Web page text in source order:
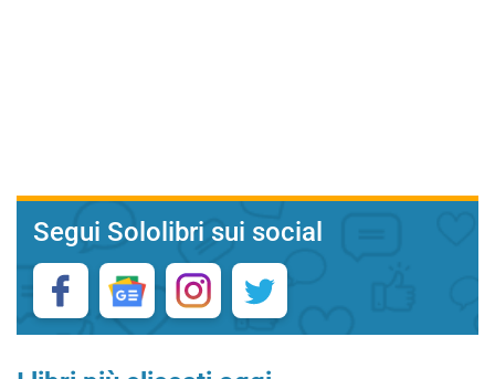
Segui Sololibri sui social